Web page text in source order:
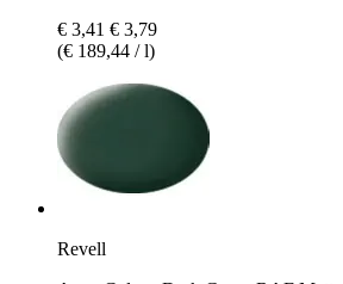
€ 3,41 € 3,79
(€ 189,44 / l)
Revell